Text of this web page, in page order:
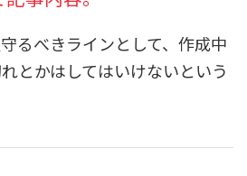
るべきラインとして、作成中
とかはしてはいけないという